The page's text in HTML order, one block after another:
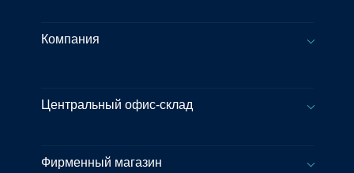
Компания
Центральный офис-склад
Фирменный магазин